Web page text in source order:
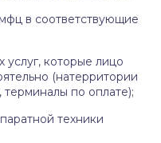
в соответствующие
услуг, которые лицо
(натерритории
по оплате);
техники